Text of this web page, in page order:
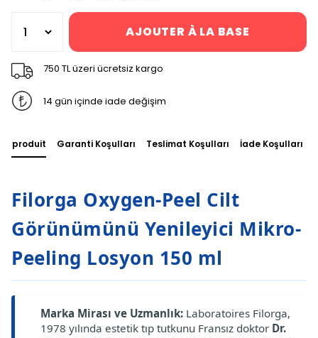
AJOUTER À LA BASE
750 TL üzeri ücretsiz kargo
14 gün içinde iade değişim
produit Garanti Koşulları Teslimat Koşulları İade Koşulları
Filorga Oxygen-Peel Cilt
Görünümünü Yenileyici Mikro-
Peeling Losyon 150 ml
Marka Mirası ve Uzmanlık: Laboratoires Filorga,
1978 yılında estetik tıp tutkunu Fransız doktor Dr.